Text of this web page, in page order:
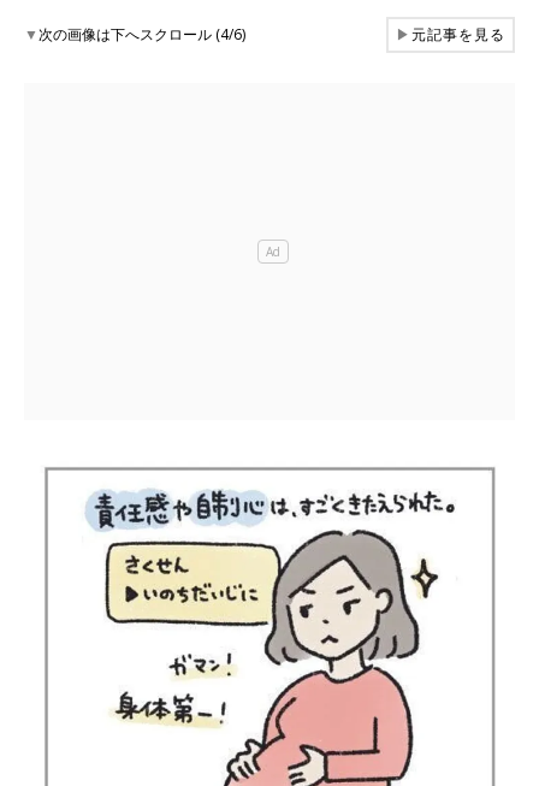
▼次の画像は下へスクロール (4/6) ▶元記事を見る